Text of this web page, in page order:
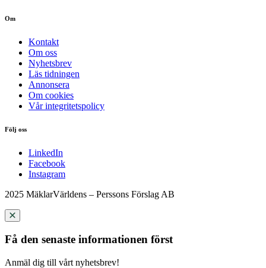
Om
Kontakt
Om oss
Nyhetsbrev
Läs tidningen
Annonsera
Om cookies
Vår integritetspolicy
Följ oss
LinkedIn
Facebook
Instagram
2025 MäklarVärldens – Perssons Förslag AB
Få den senaste informationen först
Anmäl dig till vårt nyhetsbrev!